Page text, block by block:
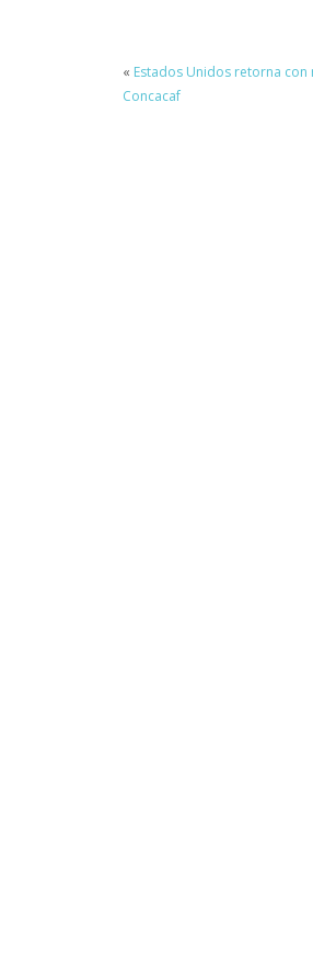
« Estados Unidos retorna
Concacaf